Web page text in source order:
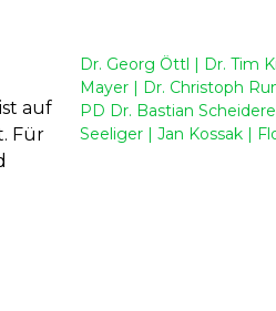
auf
Für
Dr. Georg Öttl Dr. Tim
Mayer
Dr. Christoph
PD Dr. Bastian
Seeliger
Jan Kossak